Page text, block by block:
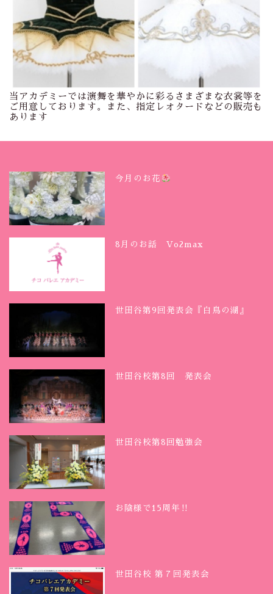
当アカデミーでは演舞を華やかに彩るさまざまな衣裳等を
ご用意しております。また、指定レオタードなどの販売も
あります
今月のお花
8月のお話 Vo2max
世田谷第9回発表会『白鳥の湖』
世田谷校第8回 発表会
世田谷校第8回勉強会
お陰様で15周年‼︎
世田谷校 第７回発表会